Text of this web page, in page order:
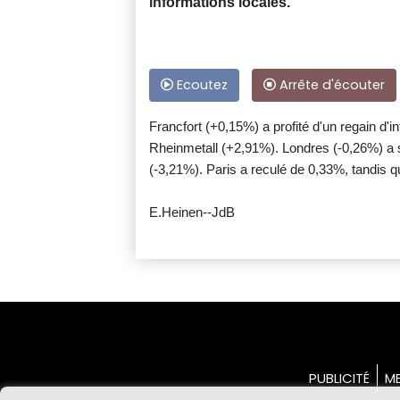
Ecoutez Arrête d'écouter
Francfort (+0,15%) a profité d'un regain
Rheinmetall (+2,91%). Londres (-0,26%)
(-3,21%). Paris a reculé de 0,33%, tandis
E.Heinen--JdB
PUBLICITÉ